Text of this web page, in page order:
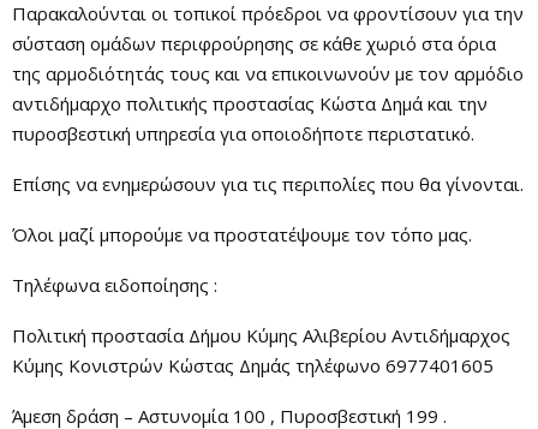
Παρακαλούνται οι τοπικοί πρόεδροι να φροντίσουν για την
σύσταση ομάδων περιφρούρησης σε κάθε χωριό στα όρια
της αρμοδιότητάς τους και να επικοινωνούν με τον αρμόδιο
αντιδήμαρχο πολιτικής προστασίας Κώστα Δημά και την
πυροσβεστική υπηρεσία για οποιοδήποτε περιστατικό.
Επίσης να ενημερώσουν για τις περιπολίες που θα γίνονται.
Όλοι μαζί μπορούμε να προστατέψουμε τον τόπο μας.
Τηλέφωνα ειδοποίησης :
Πολιτική προστασία Δήμου Κύμης Αλιβερίου Αντιδήμαρχος
Κύμης Κονιστρών Κώστας Δημάς τηλέφωνο 6977401605
Άμεση δράση – Αστυνομία 100 , Πυροσβεστική 199 .